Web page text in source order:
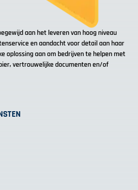
aan het leveren van hoog niveau
en aandacht voor detail aan haar
oplossing aan om bedrijven te helpen met
vertrouwelijke documenten en/of